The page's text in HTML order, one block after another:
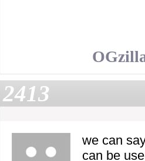
2413
we can
can be